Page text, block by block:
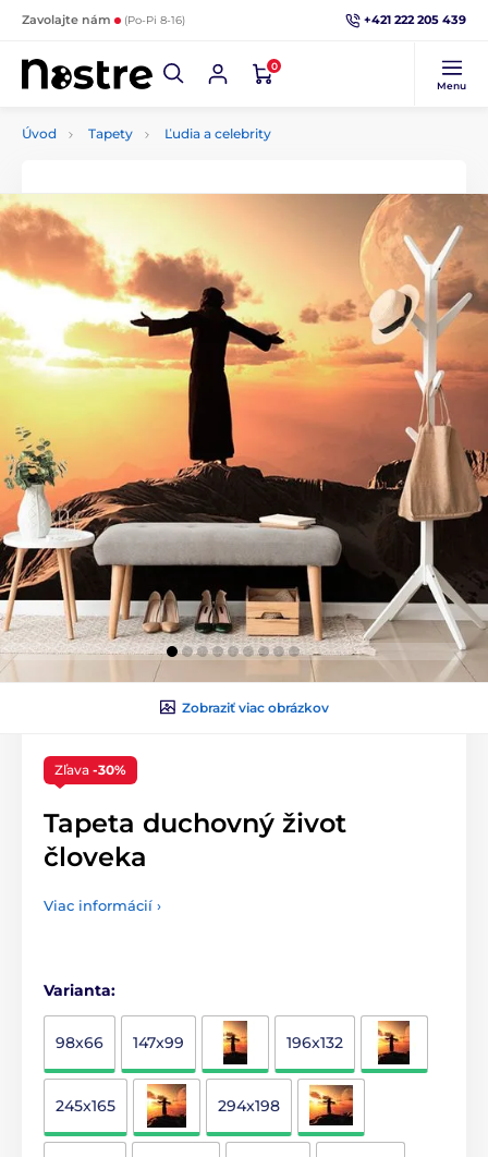
Zavolajte nám (Po-Pi 8-16) +421 222 205 439
0
Menu
Úvod Tapety Ľudia a celebrity
Zobraziť viac obrázkov
Zľava -30%
Tapeta duchovný život
človeka
Viac informácií ›
Varianta:
98x66 147x99 196x132
245x165 294x198